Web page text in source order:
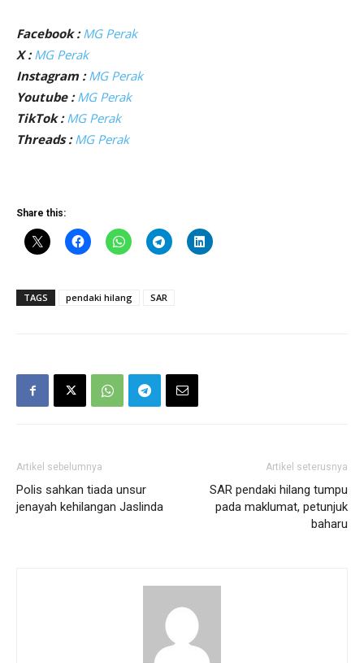
Facebook : MG Perak
X : MG Perak
Instagram : MG Perak
Youtube : MG Perak
TikTok : MG Perak
Threads : MG Perak
Share this:
TAGS pendaki hilang SAR
Artikel sebelumnya
Polis sahkan tiada unsur
jenayah kehilangan Jaslinda
Artikel seterusnya
SAR pendaki hilang tumpu
pada maklumat, petunjuk
baharu